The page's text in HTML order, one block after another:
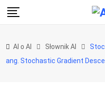
Skip
to
AI o AI Słownik AI
ang. Stochastic Gradient